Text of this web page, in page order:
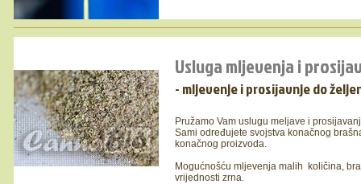
Usluga mljevenja i
- mljevenje i prosijavnje do
Pružamo Vam uslugu meljave i
Sami određujete svojstva konačnog
konačnog proizvoda.
Mogućnošću mljevenja malih količina,
vrijednosti zrna.